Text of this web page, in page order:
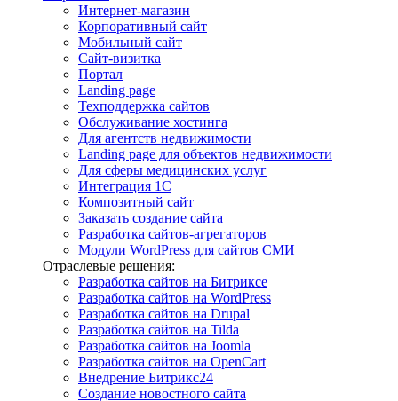
Интернет-магазин
Корпоративный сайт
Мобильный сайт
Сайт-визитка
Портал
Landing page
Техподдержка сайтов
Обслуживание хостинга
Для агентств недвижимости
Landing page для объектов недвижимости
Для сферы медицинских услуг
Интеграция 1С
Композитный сайт
Заказать создание сайта
Разработка сайтов-агрегаторов
Модули WordPress для сайтов СМИ
Отраслевые решения:
Разработка сайтов на Битриксе
Разработка сайтов на WordPress
Разработка сайтов на Drupal
Разработка сайтов на Tilda
Разработка сайтов на Joomla
Разработка сайтов на OpenCart
Внедрение Битрикс24
Создание новостного сайта